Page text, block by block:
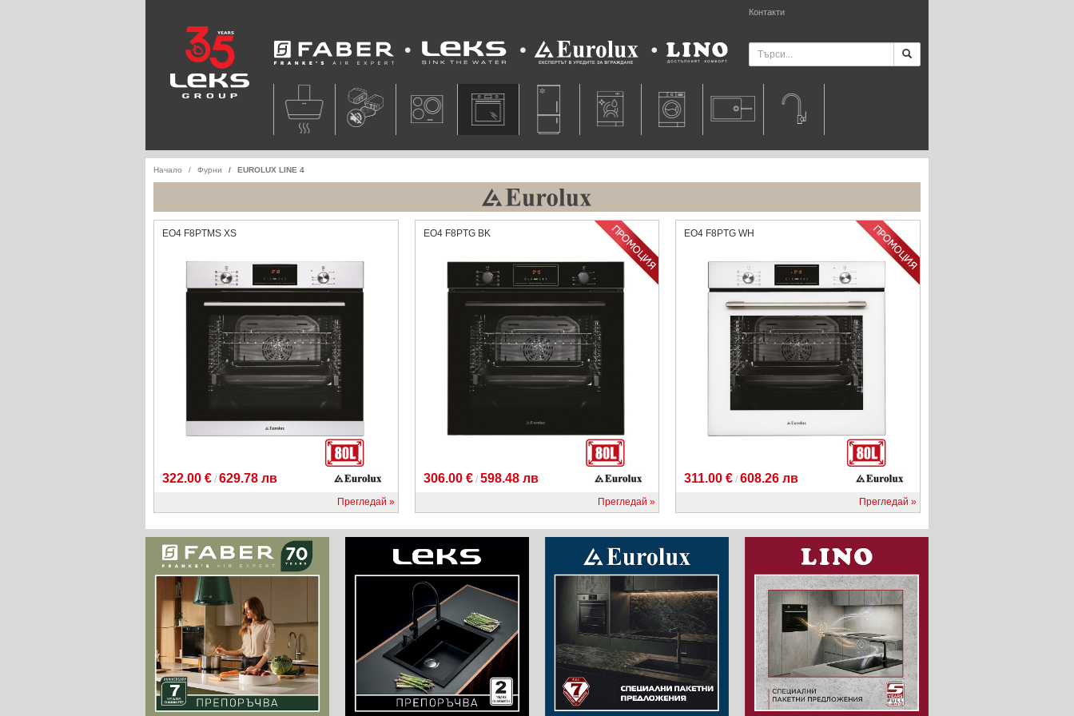
Контакти
Faber Leks Eurolux Lino
Начало Фурни EUROLUX LINE 4
EO4 F8PTMS XS
322.00 € / 629.78 лв
Прегледай
EO4 F8PTG BK
306.00 €/ 598.48 лв
Прегледай
EO4 F8PTG WH
311.00 € /608.26 лв
Прегледай